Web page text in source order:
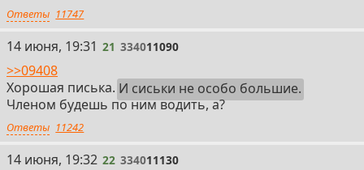
Ответы 11747
21
14 июня, 19:31 21 334011090
>>09408
Хорошая писька. И сиськи не особо большие.
Членом будешь по ним водить, а?
Ответы 11242
22
14 июня, 19:32 22 334011130